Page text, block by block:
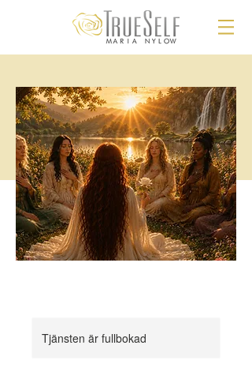
Tjänsten är fullbokad